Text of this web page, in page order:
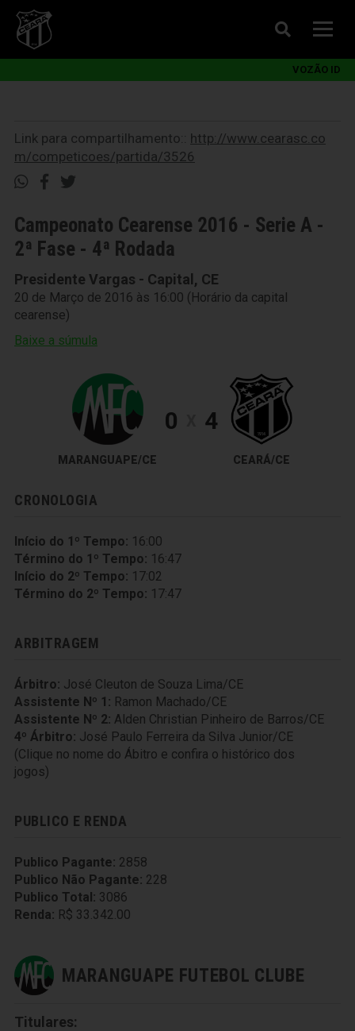
VOZÃO ID
Link para compartilhamento:: http://www.cearasc.co
m/competicoes/partida/3526
Campeonato Cearense 2016 - Serie A -
2ª Fase - 4ª Rodada
Presidente Vargas - Capital, CE
20 de Março de 2016 às 16:00 (Horário da capital
cearense)
Baixe a súmula
MARANGUAPE/CE
0 4
CEARÁ/CE
CRONOLOGIA
Início do 1º Tempo: 16:00
Término do 1º Tempo: 16:47
Início do 2º Tempo: 17:02
Término do 2º Tempo: 17:47
ARBITRAGEM
Árbitro: José Cleuton de Souza Lima/CE
Assistente Nº 1: Ramon Machado/CE
Assistente Nº 2: Alden Christian Pinheiro de Barros/CE
4º Árbitro: José Paulo Ferreira da Silva Junior/CE
(Clique no nome do Ábitro e confira o histórico dos
jogos)
PUBLICO E RENDA
Publico Pagante: 2858
Publico Não Pagante: 228
Publico Total: 3086
Renda: R$ 33.342.00
MARANGUAPE FUTEBOL CLUBE
Titulares: